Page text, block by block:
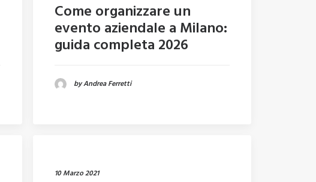
Come organizzare un
evento aziendale a Milano:
guida completa 2026
by Andrea Ferretti
10 Marzo 2021